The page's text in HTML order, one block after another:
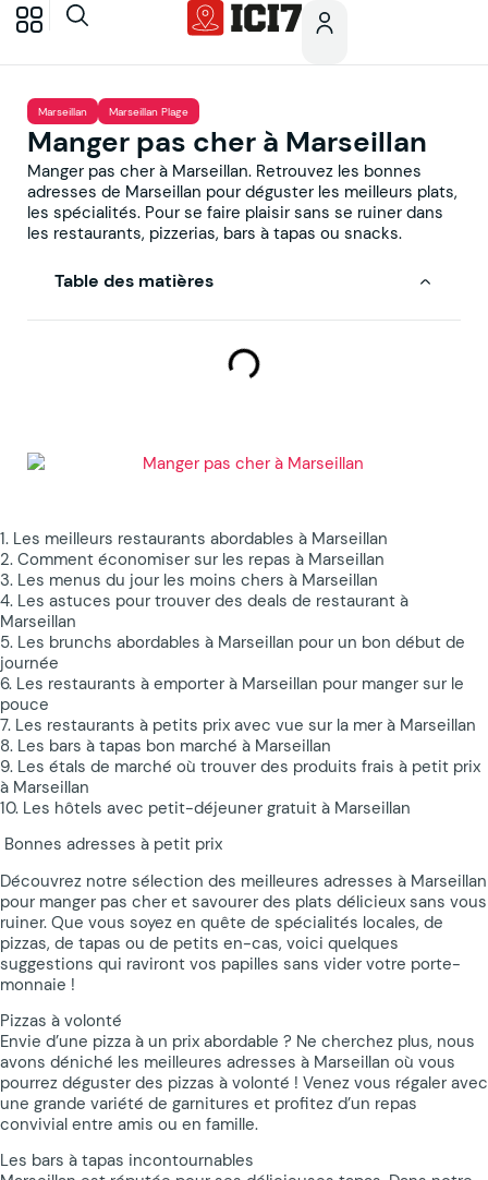
Marseillan Marseillan Plage
Manger pas cher à Marseillan
Manger pas cher à Marseillan. Retrouvez les bonnes
adresses de Marseillan pour déguster les meilleurs plats,
les spécialités. Pour se faire plaisir sans se ruiner dans
les restaurants, pizzerias, bars à tapas ou snacks.
Table des matières
1. Les meilleurs restaurants abordables à Marseillan
2. Comment économiser sur les repas à Marseillan
3. Les menus du jour les moins chers à Marseillan
4. Les astuces pour trouver des deals de restaurant à
Marseillan
5. Les brunchs abordables à Marseillan pour un bon début de
journée
6. Les restaurants à emporter à Marseillan pour manger sur le
pouce
7. Les restaurants à petits prix avec vue sur la mer à Marseillan
8. Les bars à tapas bon marché à Marseillan
9. Les étals de marché où trouver des produits frais à petit prix
à Marseillan
10. Les hôtels avec petit-déjeuner gratuit à Marseillan
️ Bonnes adresses à petit prix ️
Découvrez notre sélection des meilleures adresses à Marseillan
pour manger pas cher et savourer des plats délicieux sans vous
ruiner. Que vous soyez en quête de spécialités locales, de
pizzas, de tapas ou de petits en-cas, voici quelques
suggestions qui raviront vos papilles sans vider votre porte-
monnaie !
Pizzas à volonté
Envie d’une pizza à un prix abordable ? Ne cherchez plus, nous
avons déniché les meilleures adresses à Marseillan où vous
pourrez déguster des pizzas à volonté ! Venez vous régaler avec
une grande variété de garnitures et profitez d’un repas
convivial entre amis ou en famille.
Les bars à tapas incontournables